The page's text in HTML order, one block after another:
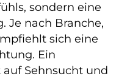
sondern eine
Je nach Branche,
sich eine
Ein
Sehnsucht und